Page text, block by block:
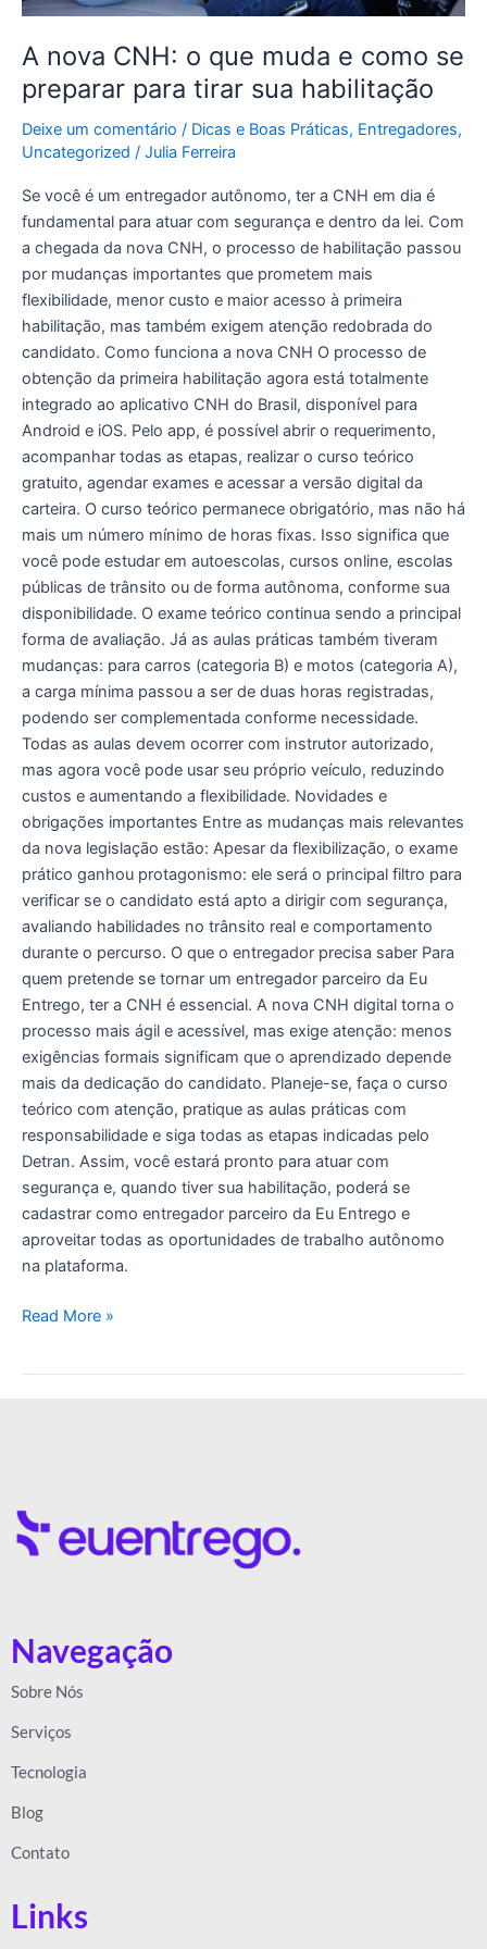
A nova CNH: o que muda e como se
preparar para tirar sua habilitação
Deixe um comentário / Dicas e Boas Práticas, Entregadores,
Uncategorized / Julia Ferreira
Se você é um entregador autônomo, ter a CNH em dia é
fundamental para atuar com segurança e dentro da lei. Com
a chegada da nova CNH, o processo de habilitação passou
por mudanças importantes que prometem mais
flexibilidade, menor custo e maior acesso à primeira
habilitação, mas também exigem atenção redobrada do
candidato. Como funciona a nova CNH O processo de
obtenção da primeira habilitação agora está totalmente
integrado ao aplicativo CNH do Brasil, disponível para
Android e iOS. Pelo app, é possível abrir o requerimento,
acompanhar todas as etapas, realizar o curso teórico
gratuito, agendar exames e acessar a versão digital da
carteira. O curso teórico permanece obrigatório, mas não há
mais um número mínimo de horas fixas. Isso significa que
você pode estudar em autoescolas, cursos online, escolas
públicas de trânsito ou de forma autônoma, conforme sua
disponibilidade. O exame teórico continua sendo a principal
forma de avaliação. Já as aulas práticas também tiveram
mudanças: para carros (categoria B) e motos (categoria A),
a carga mínima passou a ser de duas horas registradas,
podendo ser complementada conforme necessidade.
Todas as aulas devem ocorrer com instrutor autorizado,
mas agora você pode usar seu próprio veículo, reduzindo
custos e aumentando a flexibilidade. Novidades e
obrigações importantes Entre as mudanças mais relevantes
da nova legislação estão: Apesar da flexibilização, o exame
prático ganhou protagonismo: ele será o principal filtro para
verificar se o candidato está apto a dirigir com segurança,
avaliando habilidades no trânsito real e comportamento
durante o percurso. O que o entregador precisa saber Para
quem pretende se tornar um entregador parceiro da Eu
Entrego, ter a CNH é essencial. A nova CNH digital torna o
processo mais ágil e acessível, mas exige atenção: menos
exigências formais significam que o aprendizado depende
mais da dedicação do candidato. Planeje-se, faça o curso
teórico com atenção, pratique as aulas práticas com
responsabilidade e siga todas as etapas indicadas pelo
Detran. Assim, você estará pronto para atuar com
segurança e, quando tiver sua habilitação, poderá se
cadastrar como entregador parceiro da Eu Entrego e
aproveitar todas as oportunidades de trabalho autônomo
na plataforma.
tirar
sua
habilitação
Read More »
Navegação
Sobre Nós
Serviços
Tecnologia
Blog
Contato
Links